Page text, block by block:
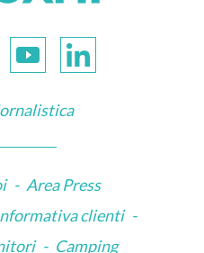
- Area Press
clienti -
- Camping